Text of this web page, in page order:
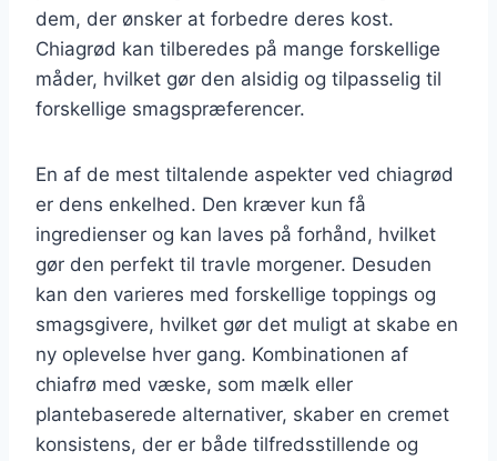
dem, der ønsker at forbedre deres kost.
Chiagrød kan tilberedes på mange forskellige
måder, hvilket gør den alsidig og tilpasselig til
forskellige smagspræferencer.
En af de mest tiltalende aspekter ved chiagrød
er dens enkelhed. Den kræver kun få
ingredienser og kan laves på forhånd, hvilket
gør den perfekt til travle morgener. Desuden
kan den varieres med forskellige toppings og
smagsgivere, hvilket gør det muligt at skabe en
ny oplevelse hver gang. Kombinationen af
chiafrø med væske, som mælk eller
plantebaserede alternativer, skaber en cremet
konsistens, der er både tilfredsstillende og